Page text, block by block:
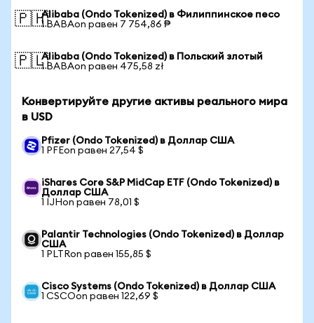
🇵🇭Alibaba (Ondo Tokenized) в Филиппинское песо
1 BABAon равен 7 754,86 ₱
🇵🇱Alibaba (Ondo Tokenized) в Польский злотый
1 BABAon равен 475,58 zł
Конвертируйте другие активы реального мира
в USD
Pfizer (Ondo Tokenized) в Доллар США
1 PFEon равен 27,54 $
iShares Core S&P MidCap ETF (Ondo Tokenized) в
Доллар США
1 IJHon равен 78,01 $
Palantir Technologies (Ondo Tokenized) в Доллар
США
1 PLTRon равен 155,85 $
Cisco Systems (Ondo Tokenized) в Доллар США
1 CSCOon равен 122,69 $